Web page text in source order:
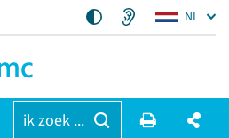
NL
ik zoek ...